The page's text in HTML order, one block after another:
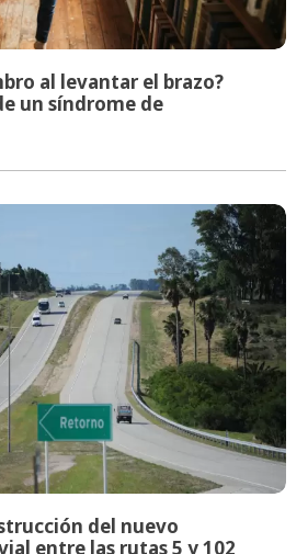
al levantar el brazo?
un síndrome de
del nuevo
entre las rutas 5 y 102